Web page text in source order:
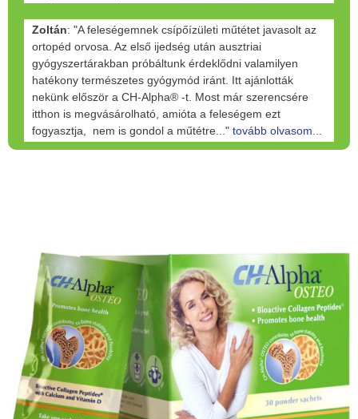
Zoltán: "A feleségemnek csípőízületi műtétet javasolt az
ortopéd orvosa. Az első ijedség után ausztriai
gyógyszertárakban próbáltunk érdeklődni valamilyen
hatékony természetes gyógymód iránt. Itt ajánlották
nekünk először a CH-Alpha® -t. Most már szerencsére
itthon is megvásárolható, amióta a feleségem ezt
fogyasztja, nem is gondol a műtétre..." tovább olvasom...